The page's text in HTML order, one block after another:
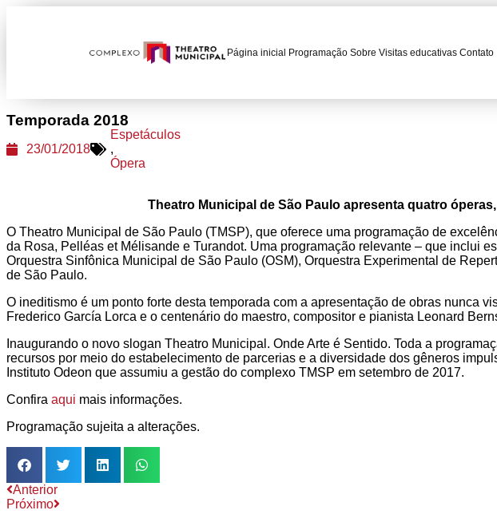
Página inicial Programação Sobre Visitas educativas Contato
Temporada 2018
23/01/2018
Espetáculos
,
Ópera
Theatro Municipal de São Paulo apresenta quatro
O Theatro Municipal de São Paulo (TMSP), que oferece uma programação de
da Rosa, Pelléas et Mélisande e Turandot. Uma programação relevante – que inclui
Orquestra Sinfônica Municipal de São Paulo (OSM), Orquestra Experimental de
de São Paulo.
O ineditismo é um ponto forte desta temporada com a apresentação de obras nunca
Frederico García Lorca e o centenário do maestro, compositor e pianista Leonard
Inaugurando o novo slogan Theatro Municipal. Onde Arte é Sentido. Toda a
recursos por meio do estabelecimento de parcerias e a diversidade dos gêneros
Instituto Odeon que assumiu a gestão do complexo TMSP em setembro de 2017.
Confira aqui mais informações.
Programação sujeita a alterações.
Anterior
Próximo